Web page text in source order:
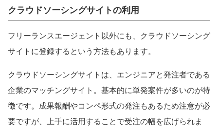
クラウドソーシングサイトの利用
フリーランスエージェント以外にも、クラウドソーシング
サイトに登録するという方法もあります。
クラウドソーシングサイトは、エンジニアと発注者である
企業のマッチングサイト。基本的に単発案件が多いのが特
徴です。成果報酬やコンペ形式の発注もあるため注意が必
要ですが、上手に活用することで受注の幅を広げられま